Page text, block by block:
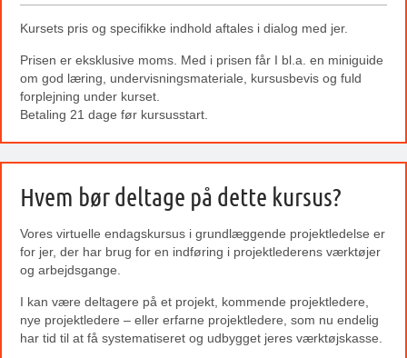
Kursets pris og specifikke indhold aftales i dialog med jer.
Prisen er eksklusive moms. Med i prisen får I bl.a. en miniguide
om god læring, undervisningsmateriale, kursusbevis og fuld
forplejning under kurset.
Betaling 21 dage før kursusstart.
Hvem bør deltage på dette kursus?
Vores virtuelle endagskursus i grundlæggende projektledelse er
for jer, der har brug for en indføring i projektlederens værktøjer
og arbejdsgange.
I kan være deltagere på et projekt, kommende projektledere,
nye projektledere – eller erfarne projektledere, som nu endelig
har tid til at få systematiseret og udbygget jeres værktøjskasse.